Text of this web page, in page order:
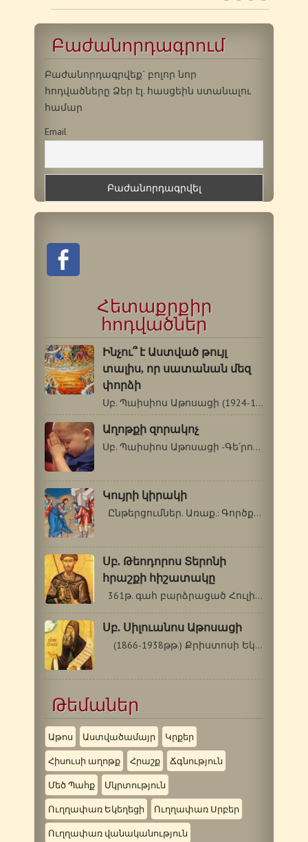
Բաժանորդագրում
Բաժանորդագրվեք` բոլոր նոր
հոդվածները Ձեր էլ. հասցեին ստանալու
համար
Email
Հետաքրքիր
հոդվածներ
Ինչու՞ է Աստված թույլ
տալիս, որ սատանան մեզ
փորձի
Սբ. Պաիսիոս Աթոսացի (1924-1994 թթ.) Ինչու՞…
Աղոթքի զորակոչ
Սբ. Պաիսիոս Աթոսացի -Գե՛րոնդա, կլինի՞…
Կույրի կիրակի
Ընթերցումներ. Առաք.: Գործք 16. 16-34…
Սբ. Թեոդորոս Տերոնի
հրաշքի հիշատակը
361թ. գահ բարձրացած Հուլիանոս Ուրացող…
Սբ. Սիլուանոս Աթոսացի
(1866-1938թթ.) Քրիստոսի Եկեղեցին…
Թեմաներ
Աթոս Աստվածամայր Կրքեր
Հիսուսի աղոթք Հրաշք Ճգնություն
Մեծ Պահք Մկրտություն
Ուղղափառ Եկեղեցի Ուղղափառ Սրբեր
Ուղղափառ վանականություն